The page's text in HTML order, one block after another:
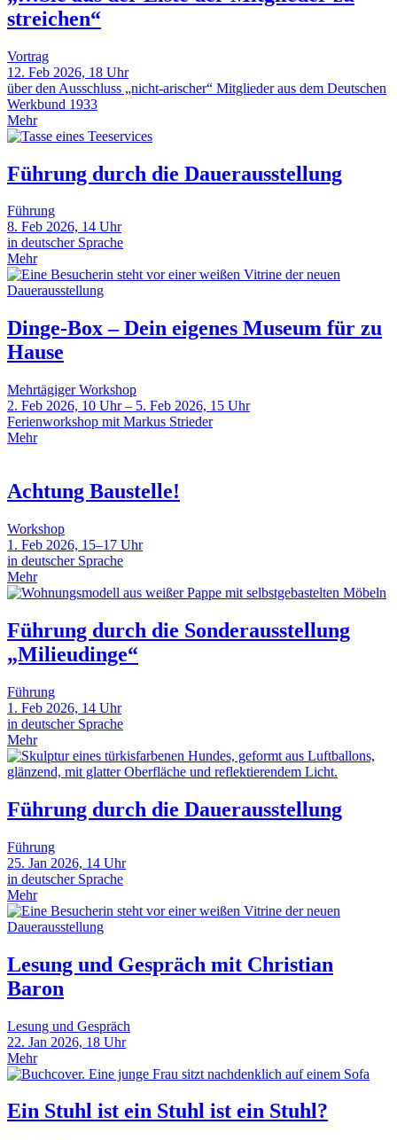
streichen“
Vortrag
12. Feb 2026, 18 Uhr
über den Ausschluss „nicht-arischer“ Mitglieder aus dem Deutschen
Werkbund 1933
Mehr
Führung durch die Dauerausstellung
Führung
8. Feb 2026, 14 Uhr
in deutscher Sprache
Mehr
Dinge-Box – Dein eigenes Museum für zu
Hause
Mehrtägiger Workshop
2. Feb 2026, 10 Uhr – 5. Feb 2026, 15 Uhr
Ferienworkshop mit Markus Strieder
Mehr
Achtung Baustelle!
Workshop
1. Feb 2026, 15–17 Uhr
in deutscher Sprache
Mehr
Führung durch die Sonderausstellung
„Milieudinge“
Führung
1. Feb 2026, 14 Uhr
in deutscher Sprache
Mehr
Führung durch die Dauerausstellung
Führung
25. Jan 2026, 14 Uhr
in deutscher Sprache
Mehr
Lesung und Gespräch mit Christian
Baron
Lesung und Gespräch
22. Jan 2026, 18 Uhr
Mehr
Ein Stuhl ist ein Stuhl ist ein Stuhl?